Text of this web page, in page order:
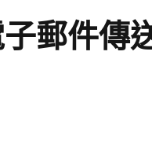
郵件傳